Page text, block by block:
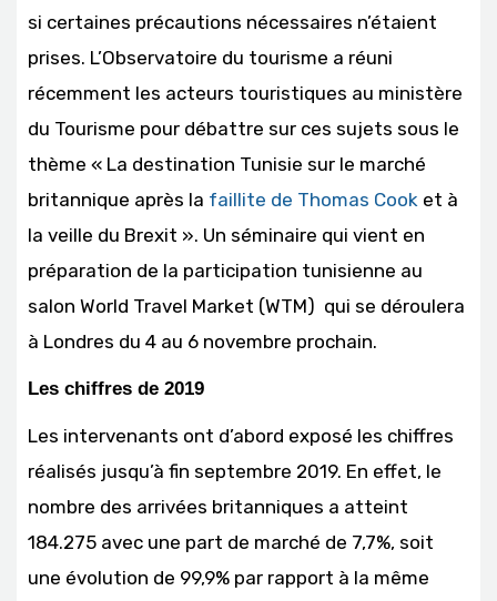
si certaines précautions nécessaires n’étaient
prises. L’Observatoire du tourisme a réuni
récemment les acteurs touristiques au ministère
du Tourisme pour débattre sur ces sujets sous le
thème « La destination Tunisie sur le marché
britannique après la faillite de Thomas Cook et à
la veille du Brexit ». Un séminaire qui vient en
préparation de la participation tunisienne au
salon World Travel Market (WTM) qui se déroulera
à Londres du 4 au 6 novembre prochain.
Les chiffres de 2019
Les intervenants ont d’abord exposé les chiffres
réalisés jusqu’à fin septembre 2019. En effet, le
nombre des arrivées britanniques a atteint
184.275 avec une part de marché de 7,7%, soit
une évolution de 99,9% par rapport à la même